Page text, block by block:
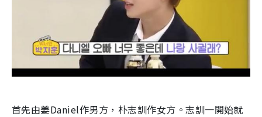
首先由姜Daniel作男方，朴志訓作女方。志訓一開始就